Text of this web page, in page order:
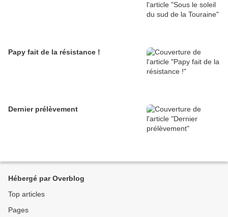
Papy fait de la résistance !
Dernier prélèvement
Hébergé par Overblog
Top articles
Pages